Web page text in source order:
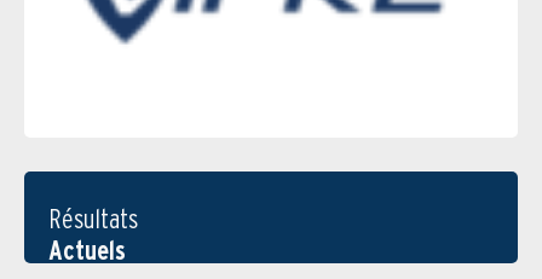
Résultats
Actuels